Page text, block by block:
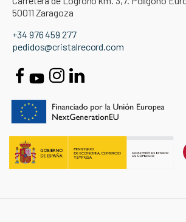
50011 Zaragoza
+34 976 459 277
pedidos@cristalrecord.com